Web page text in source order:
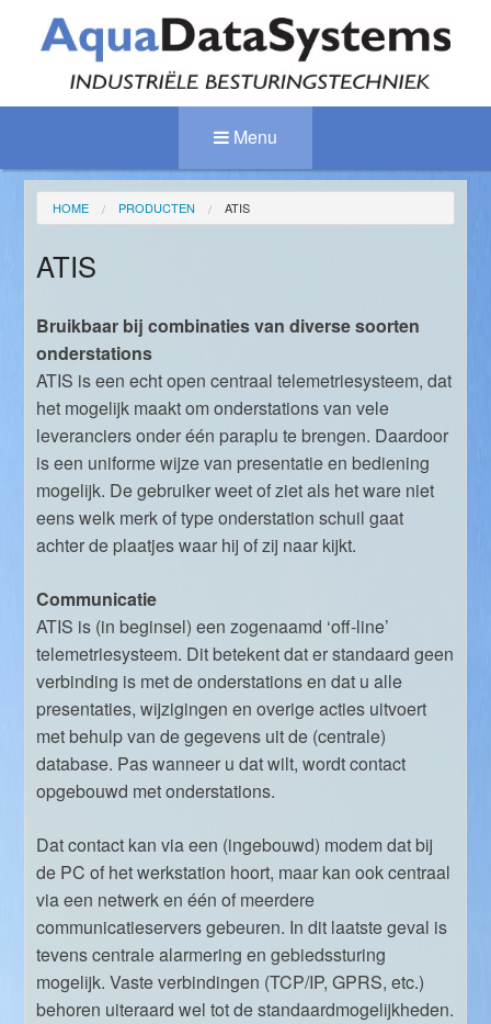
Menu
HOME PRODUCTEN ATIS
ATIS
Bruikbaar bij combinaties van diverse soorten
onderstations
ATIS is een echt open centraal telemetriesysteem, dat
het mogelijk maakt om onderstations van vele
leveranciers onder één paraplu te brengen. Daardoor
is een uniforme wijze van presentatie en bediening
mogelijk. De gebruiker weet of ziet als het ware niet
eens welk merk of type onderstation schuil gaat
achter de plaatjes waar hij of zij naar kijkt.
Communicatie
ATIS is (in beginsel) een zogenaamd ‘off-line’
telemetriesysteem. Dit betekent dat er standaard geen
verbinding is met de onderstations en dat u alle
presentaties, wijzigingen en overige acties uitvoert
met behulp van de gegevens uit de (centrale)
database. Pas wanneer u dat wilt, wordt contact
opgebouwd met onderstations.
Dat contact kan via een (ingebouwd) modem dat bij
de PC of het werkstation hoort, maar kan ook centraal
via een netwerk en één of meerdere
communicatieservers gebeuren. In dit laatste geval is
tevens centrale alarmering en gebiedssturing
mogelijk. Vaste verbindingen (TCP/IP, GPRS, etc.)
behoren uiteraard wel tot de standaardmogelijkheden.